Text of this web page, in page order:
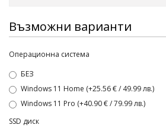
Възможни варианти
Операционна система
БЕЗ
Windows 11 Home (+25.56 € / 49.99 лв.)
Windows 11 Pro (+40.90 € / 79.99 лв.)
SSD диск